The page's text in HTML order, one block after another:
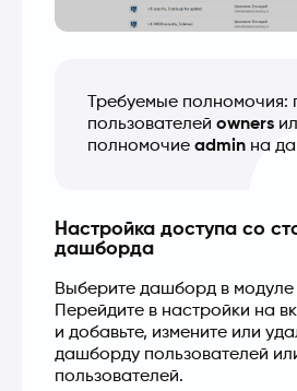
Требуемые полномочия:
пользователей owners
полномочие admin на
Настройка доступа со
дашборда
Выберите дашборд в модуле
Перейдите в настройки на
и добавьте, измените или
дашборду пользователей
пользователей.